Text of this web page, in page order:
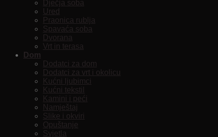
Dječja soba
Ured
Praonica rublja
Spavaća soba
Dvorana
Vrt in terasa
Dom
Dodatci za dom
Dodatci za vrt i okolicu
Kućni ljubimci
Kućni tekstil
Kamini i peći
Namještaj
Slike i okviri
Opuštanje
Svjetla